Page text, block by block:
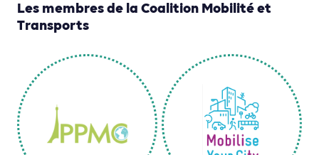
Les membres de la Coalition Mobilité et
Transports